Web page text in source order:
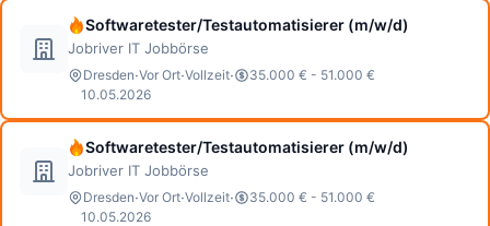
Softwaretester/Testautomatisierer (m/w/d)
Jobriver IT Jobbörse
Dresden·Vor Ort·Vollzeit·
35.000 € - 51.000 €
10.05.2026
Softwaretester/Testautomatisierer (m/w/d)
Jobriver IT Jobbörse
Dresden·Vor Ort·Vollzeit·
35.000 € - 51.000 €
10.05.2026